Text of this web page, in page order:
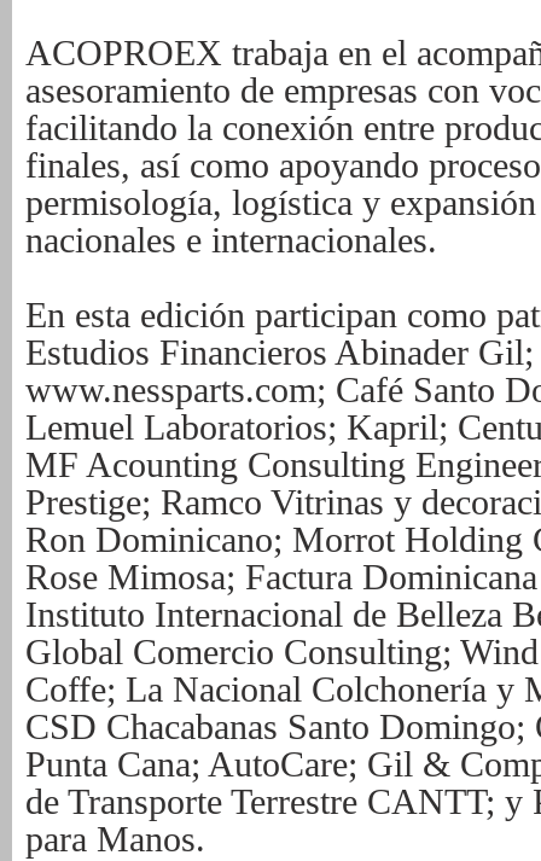
ACOPROEX trabaja en el
asesoramiento de empresas con
facilitando la conexión entre
finales, así como apoyando
permisología, logística y
nacionales e internacionales.
En esta edición participan como
Estudios Financieros Abinader
www.nessparts.com; Café Santo
Lemuel Laboratorios; Kapril;
MF Acounting Consulting
Prestige; Ramco Vitrinas y
Ron Dominicano; Morrot Holding
Rose Mimosa; Factura
Instituto Internacional de Belleza
Global Comercio Consulting;
Coffe; La Nacional Colchonería y
CSD Chacabanas Santo Domingo;
Punta Cana; AutoCare; Gil &
de Transporte Terrestre CANTT;
para Manos.